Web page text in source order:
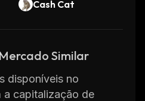
Cash Cat
Similar
disponíveis no
a capitalização de